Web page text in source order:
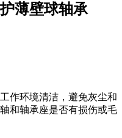
薄壁球轴承
环境清洁，避免灰尘和
和轴承座是否有损伤或毛